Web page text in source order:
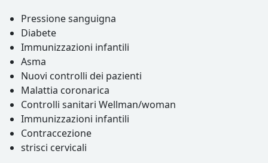
Pressione sanguigna
Diabete
Immunizzazioni infantili
Asma
Nuovi controlli dei pazienti
Malattia coronarica
Controlli sanitari Wellman/woman
Immunizzazioni infantili
Contraccezione
strisci cervicali